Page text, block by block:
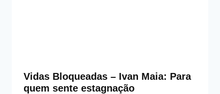
Vidas Bloqueadas – Ivan Maia: Para
quem sente estagnação